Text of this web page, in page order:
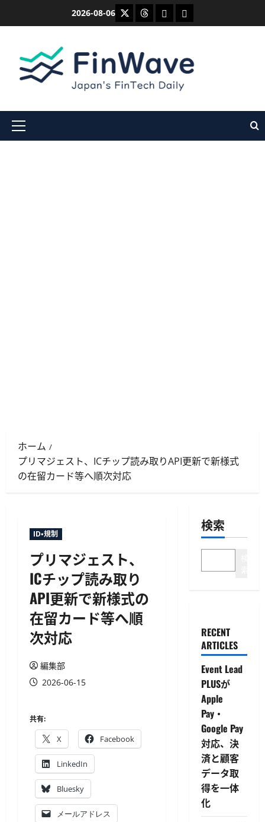
2026-08-06 X ThreadsBlueskyMastodon
メ
ホーム
プリマジェスト、ICチップ読み取りAPI更新で新様式
の在留カード等へ順次対応
ID・規制
プリマジェスト、
ICチップ読み取り
API更新で新様式の
在留カード等へ順
次対応
編集部
2026-06-15
共有:
X Facebook
LinkedIn
Bluesky
メールアドレス
検索
RECENT
ARTICLES
Event Lead
PLUSが
Apple
Pay・
Google Pay
対応、決
済と顧客
データ取
得を一体
化